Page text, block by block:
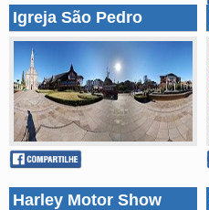
Igreja São Pedro
Harley Motor Show